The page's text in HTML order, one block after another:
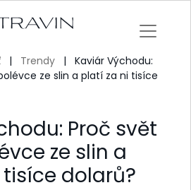
| Trendy |
Kaviár Východu:
ze slin a platí za ni tisíce
Proč svět
ze slin a
dolarů?